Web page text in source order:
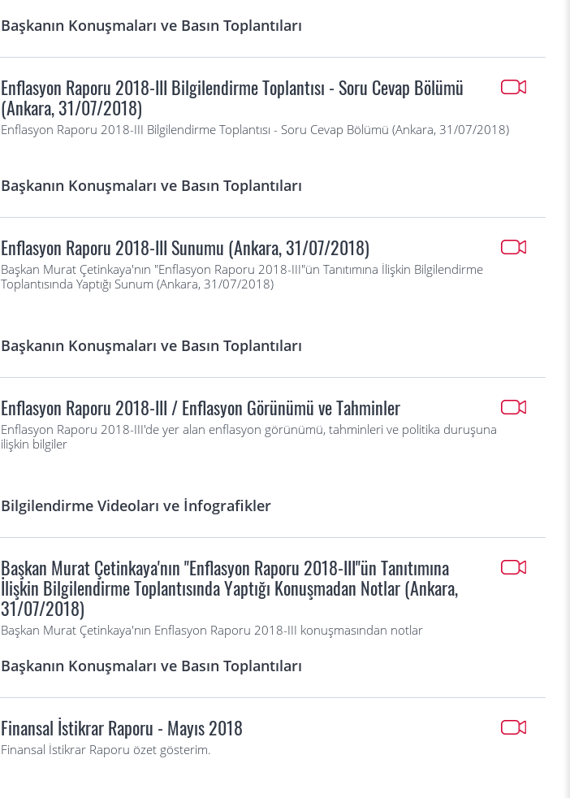
Başkanın Konuşmaları ve Basın Toplantıları
Enflasyon Raporu 2018-III Bilgilendirme Toplantısı - Soru Cevap Bölümü
(Ankara, 31/07/2018)
Enflasyon Raporu 2018-III Bilgilendirme Toplantısı - Soru Cevap Bölümü (Ankara, 31/07/2018)
Başkanın Konuşmaları ve Basın Toplantıları
Enflasyon Raporu 2018-III Sunumu (Ankara, 31/07/2018)
Başkan Murat Çetinkaya'nın "Enflasyon Raporu 2018-III"ün Tanıtımına İlişkin Bilgilendirme
Toplantısında Yaptığı Sunum (Ankara, 31/07/2018)
Başkanın Konuşmaları ve Basın Toplantıları
Enflasyon Raporu 2018-III / Enflasyon Görünümü ve Tahminler
Enflasyon Raporu 2018-III'de yer alan enflasyon görünümü, tahminleri ve politika duruşuna
ilişkin bilgiler
Bilgilendirme Videoları ve İnfografikler
Başkan Murat Çetinkaya'nın "Enflasyon Raporu 2018-III"ün Tanıtımına
İlişkin Bilgilendirme Toplantısında Yaptığı Konuşmadan Notlar (Ankara,
31/07/2018)
Başkan Murat Çetinkaya'nın Enflasyon Raporu 2018-III konuşmasından notlar
Başkanın Konuşmaları ve Basın Toplantıları
Finansal İstikrar Raporu - Mayıs 2018
Finansal İstikrar Raporu özet gösterim.